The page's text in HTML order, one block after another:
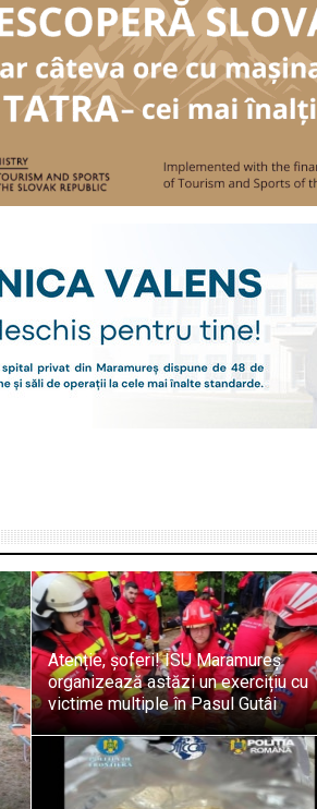
Atenție, șoferi! ISU Maramureș
organizează astăzi un exercițiu cu
victime multiple în Pasul Gutâi